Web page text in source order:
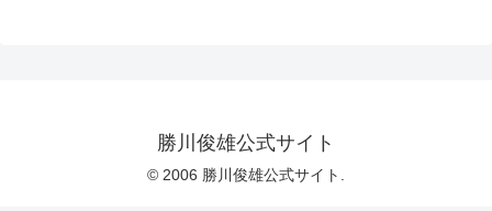
勝川俊雄公式サイト
© 2006 勝川俊雄公式サイト.